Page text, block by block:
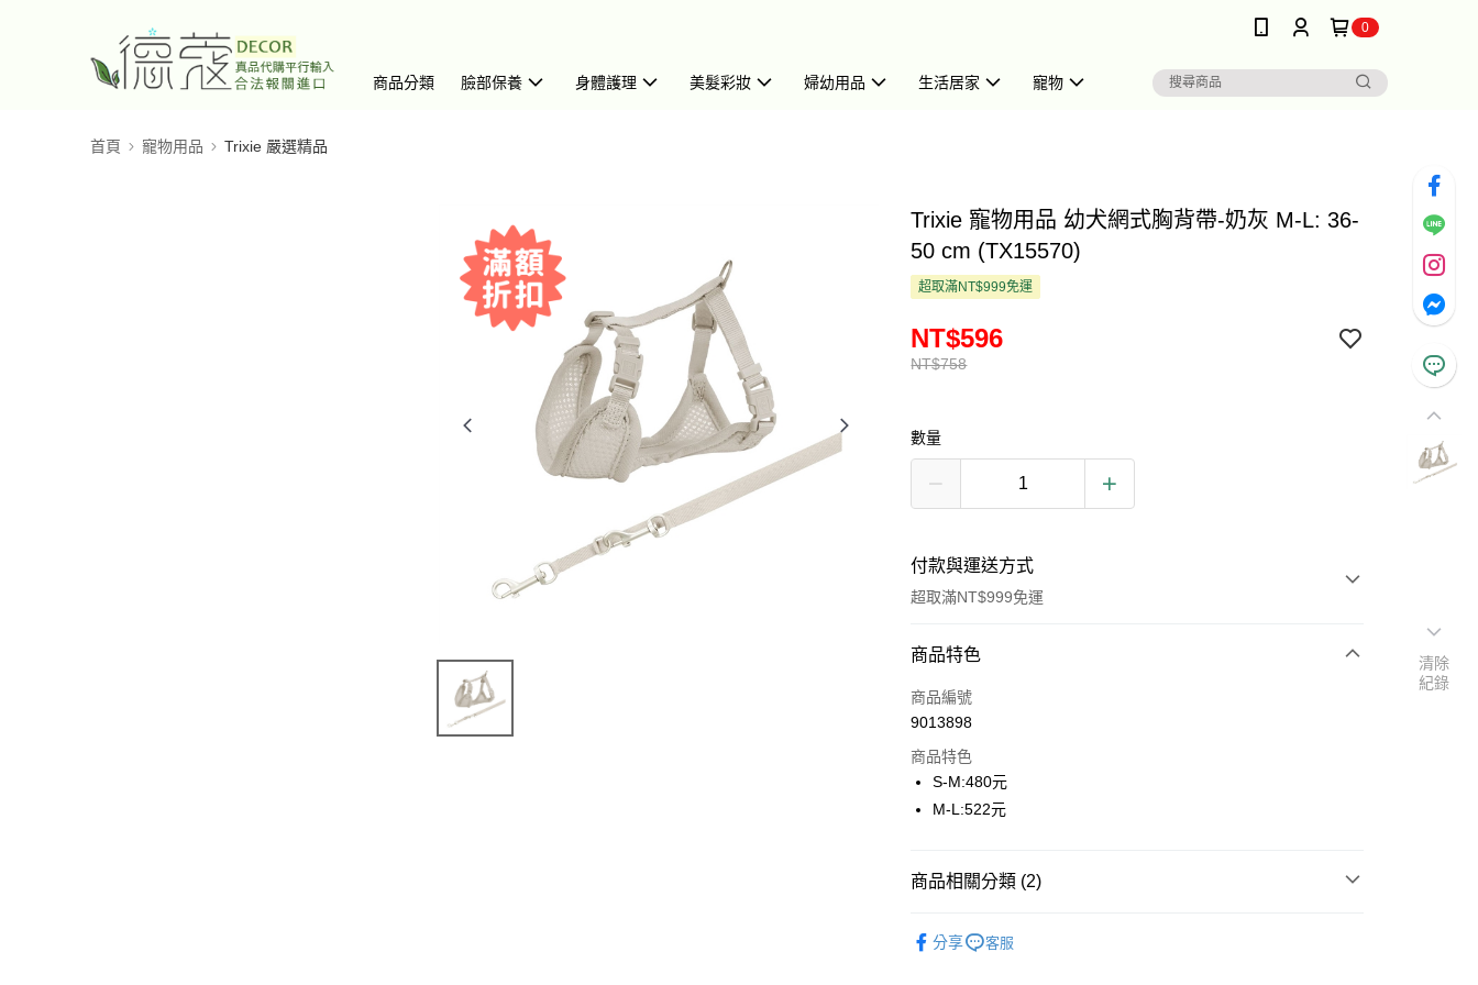
0
商品分類 臉部保養 身體護理 美髮彩妝 婦幼用品 生活居家 寵物
首頁 寵物用品 Trixie 嚴選精品
Trixie 寵物用品 幼犬網式胸背帶-奶灰 M-L: 36-
50 cm (TX15570)
超取滿NT$999免運
NT$758
NT$596
數量
付款與運送方式
超取滿NT$999免運
付款方式
信用卡一次付款
LINE Pay
Apple Pay
Google Pay
商品特色
商品編號
9013898
商品特色
S-M:480元
M-L:522元
商品相關分類 (2)
分享 客服
清除
紀錄